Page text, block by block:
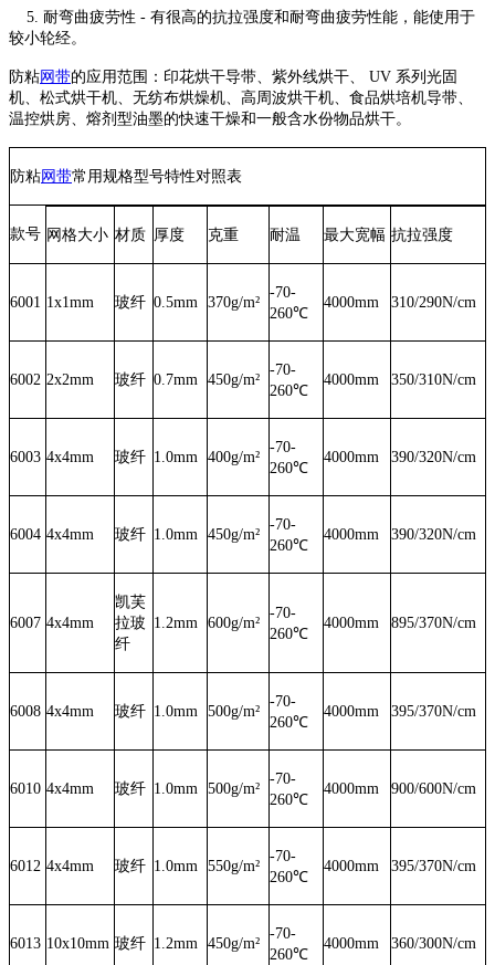
5. 耐弯曲疲劳性 - 有很高的抗拉强度和耐弯曲疲劳性能，能使用于
较小轮经。
防粘网带的应用范围：印花烘干导带、紫外线烘干、 UV 系列光固
机、松式烘干机、无纺布烘燥机、高周波烘干机、食品烘培机导带、
温控烘房、熔剂型油墨的快速干燥和一般含水份物品烘干。
防粘网带常用规格型号特性对照表
款号 网格大小 材质 厚度 克重 耐温 最大宽幅 抗拉强度
6001 1x1mm 玻纤 0.5mm 370g/m²
-70-
260℃
4000mm 310/290N/cm
6002 2x2mm 玻纤 0.7mm 450g/m²
-70-
260℃
4000mm 350/310N/cm
6003 4x4mm 玻纤 1.0mm 400g/m²
-70-
260℃
4000mm 390/320N/cm
6004 4x4mm 玻纤 1.0mm 450g/m²
-70-
260℃
4000mm 390/320N/cm
6007 4x4mm
凯芙
拉玻
纤
1.2mm 600g/m²
-70-
260℃
4000mm 895/370N/cm
6008 4x4mm 玻纤 1.0mm 500g/m²
-70-
260℃
4000mm 395/370N/cm
6010 4x4mm 玻纤 1.0mm 500g/m²
-70-
260℃
4000mm 900/600N/cm
6012 4x4mm 玻纤 1.0mm 550g/m²
-70-
260℃
4000mm 395/370N/cm
6013 10x10mm 玻纤 1.2mm 450g/m²
-70-
260℃
4000mm 360/300N/cm